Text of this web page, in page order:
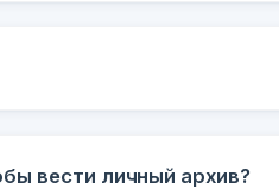
вести личный архив?